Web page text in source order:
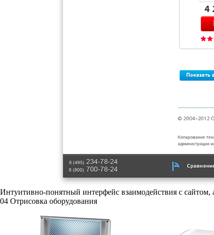
Интуитивно-понятный интерфейс взаимодействия с
04 Отрисовка оборудования